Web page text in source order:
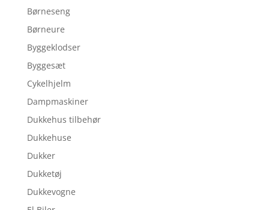
Børneseng
Børneure
Byggeklodser
Byggesæt
Cykelhjelm
Dampmaskiner
Dukkehus tilbehør
Dukkehuse
Dukker
Dukketøj
Dukkevogne